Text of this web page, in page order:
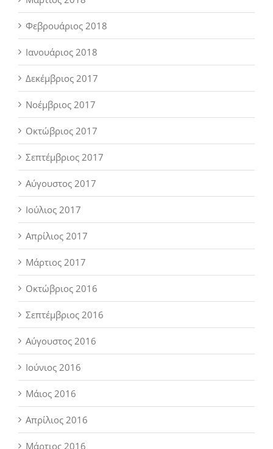
Φεβρουάριος 2018
Ιανουάριος 2018
Δεκέμβριος 2017
Νοέμβριος 2017
Οκτώβριος 2017
Σεπτέμβριος 2017
Αύγουστος 2017
Ιούλιος 2017
Απρίλιος 2017
Μάρτιος 2017
Οκτώβριος 2016
Σεπτέμβριος 2016
Αύγουστος 2016
Ιούνιος 2016
Μάιος 2016
Απρίλιος 2016
Μάρτιος 2016